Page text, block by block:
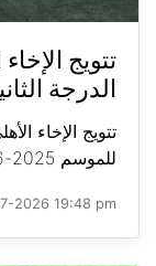
تتويج
الدرجة الثانية
تتويج الإخاء
للموسم 2025-2026 ...
2026 19:48 pm